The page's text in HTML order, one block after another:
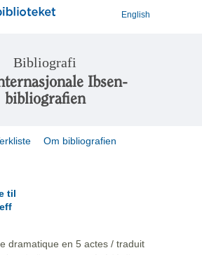
English
Bibliografi
Ibsen-
bibliografien
Om bibliografien
til
dramatique en 5 actes / traduit